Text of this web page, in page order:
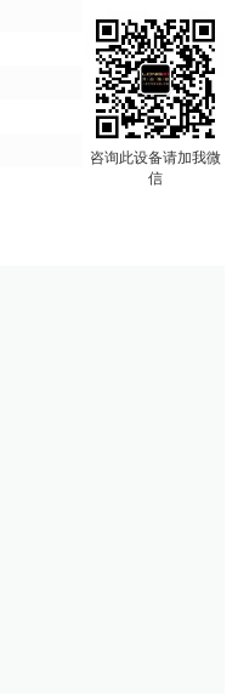
咨询此设备请加我微
信